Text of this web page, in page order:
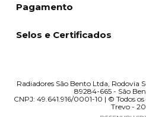
Pagamento
Selos e Certificados
Radiadores São Bento Ltda, Rodovia
89284-665 - São
CNPJ: 49.641.916/0001-10 | © Todos
Trevo -